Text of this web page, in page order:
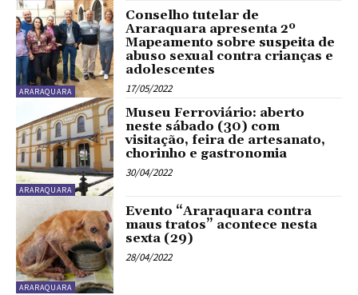
ARARAQUARA
Conselho tutelar de
Araraquara apresenta 2º
Mapeamento sobre suspeita de
abuso sexual contra crianças e
adolescentes
17/05/2022
ARARAQUARA
Museu Ferroviário: aberto
neste sábado (30) com
visitação, feira de artesanato,
chorinho e gastronomia
30/04/2022
ARARAQUARA
Evento “Araraquara contra
maus tratos” acontece nesta
sexta (29)
28/04/2022